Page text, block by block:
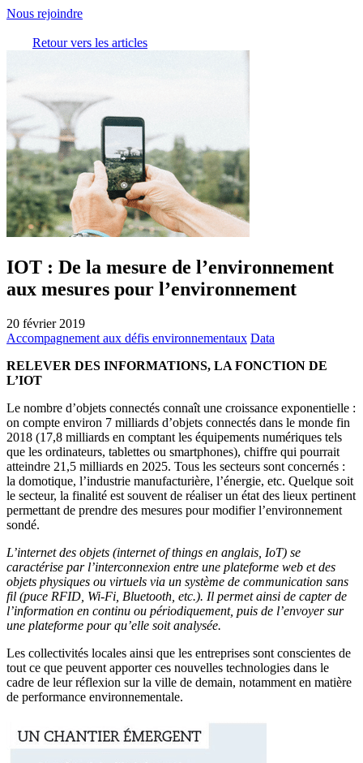
Nous rejoindre
Retour vers les articles
IOT : De la mesure de l’environnement
aux mesures pour l’environnement
20 février 2019
Accompagnement aux défis environnementaux Data
RELEVER DES INFORMATIONS, LA FONCTION DE
L’IOT
Le nombre d’objets connectés connaît une croissance exponentielle :
on compte environ 7 milliards d’objets connectés dans le monde fin
2018 (17,8 milliards en comptant les équipements numériques tels
que les ordinateurs, tablettes ou smartphones), chiffre qui pourrait
atteindre 21,5 milliards en 2025. Tous les secteurs sont concernés :
la domotique, l’industrie manufacturière, l’énergie, etc. Quelque soit
le secteur, la finalité est souvent de réaliser un état des lieux pertinent
permettant de prendre des mesures pour modifier l’environnement
sondé.
L’internet des objets (internet of things en anglais, IoT) se
caractérise par l’interconnexion entre une plateforme web et des
objets physiques ou virtuels via un système de communication sans
fil (puce RFID, Wi-Fi, Bluetooth, etc.). Il permet ainsi de capter de
l’information en continu ou périodiquement, puis de l’envoyer sur
une plateforme pour qu’elle soit analysée.
Les collectivités locales ainsi que les entreprises sont conscientes de
tout ce que peuvent apporter ces nouvelles technologies dans le
cadre de leur réflexion sur la ville de demain, notamment en matière
de performance environnementale.